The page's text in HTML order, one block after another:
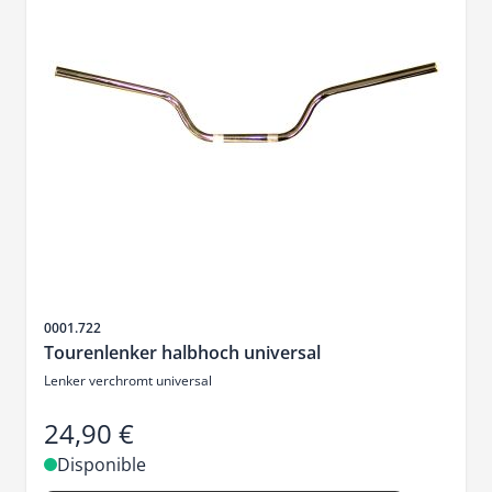
SKU
0001.722
Tourenlenker halbhoch universal
Lenker verchromt universal
24,90 €
Disponible